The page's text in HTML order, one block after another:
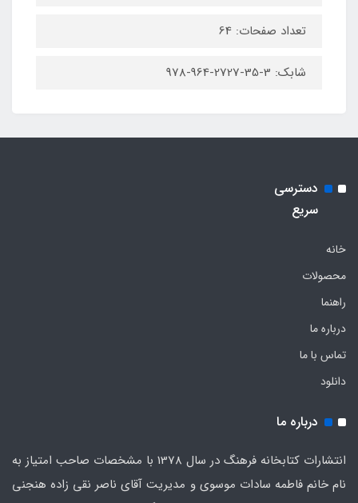
تعداد صفحات: 64
شابک: 3-35-2727-964-978
دسترسی
سریع
خانه
محصولات
راهنما
درباره ما
تماس با ما
دانلود
درباره ما
انتشارات کتابخانه فرهنگ در سال 1378 با مشخصات صاحب امتیاز به
نام خانم فاطمه سادات موسوی و مدیریت آقای ناصر نقی زاده هنجنی